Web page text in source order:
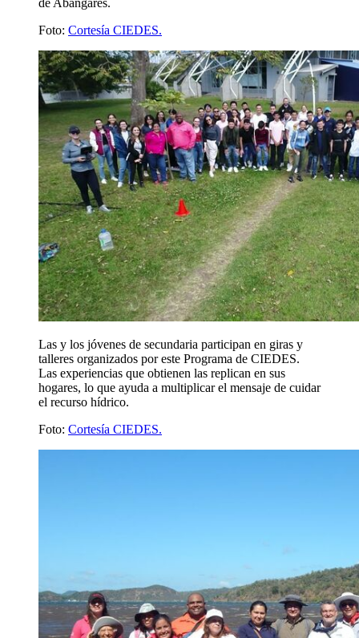
de Abangares.
Foto: Cortesía CIEDES.
Las y los jóvenes de secundaria participan en giras y
talleres organizados por este Programa de CIEDES.
Las experiencias que obtienen las replican en sus
hogares, lo que ayuda a multiplicar el mensaje de cuidar
el recurso hídrico.
Foto: Cortesía CIEDES.